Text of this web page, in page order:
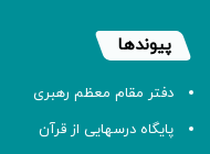
پیوندها
دفتر مقام معظم رهبری
پایگاه درسهایی از قرآن